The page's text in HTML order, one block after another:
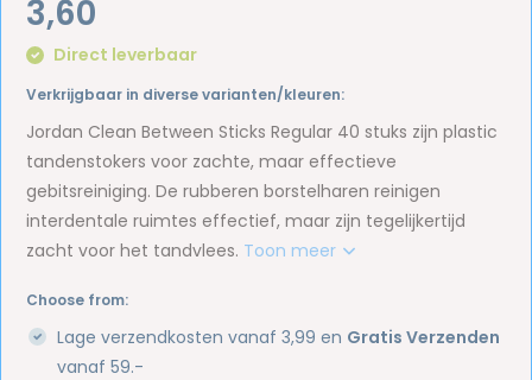
3,60
Direct leverbaar
Verkrijgbaar in diverse varianten/kleuren:
Jordan Clean Between Sticks Regular 40 stuks zijn plastic
tandenstokers voor zachte, maar effectieve
gebitsreiniging. De rubberen borstelharen reinigen
interdentale ruimtes effectief, maar zijn tegelijkertijd
zacht voor het tandvlees. Toon meer
Choose from:
Lage verzendkosten vanaf 3,99 en Gratis Verzenden
vanaf 59.-